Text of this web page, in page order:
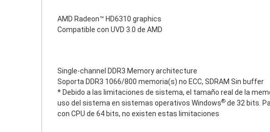
AMD Radeon™ HD6310 graphics
Compatible con UVD 3.0 de AMD
Single-channel DDR3 Memory architecture
Soporta DDR3 1066/800 memoria(s) no ECC, SDRAM Sin buffer
* Debido a las limitaciones de sistema, el tamaño real de la
uso del sistema en sistemas operativos Windows® de 32 bits.
con CPU de 64 bits, no existen estas limitaciones